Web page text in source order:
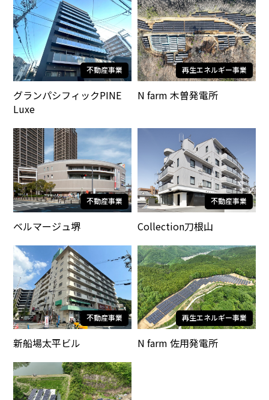
不動産事業
グランパシフィックPINE
Luxe
再生エネルギー事業
N farm 木曽発電所
不動産事業
ベルマージュ堺
不動産事業
Collection刀根山
不動産事業
新船場太平ビル
再生エネルギー事業
N farm 佐用発電所